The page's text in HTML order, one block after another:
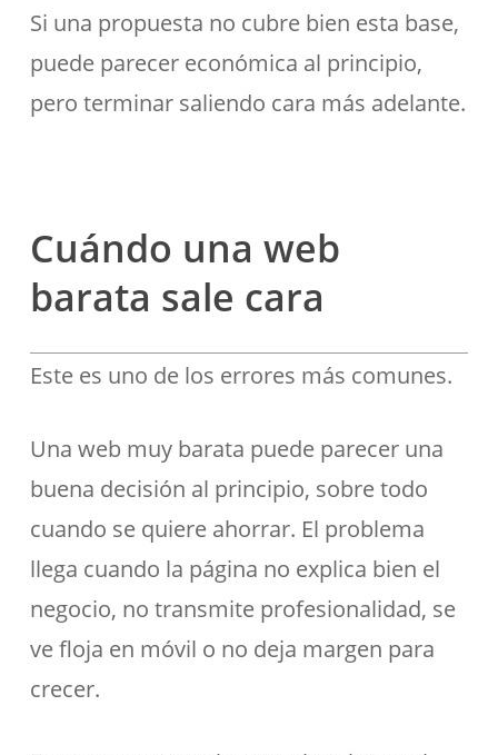
Si una propuesta no cubre bien esta base,
puede parecer económica al principio,
pero terminar saliendo cara más adelante.
Cuándo una web
barata sale cara
Este es uno de los errores más comunes.
Una web muy barata puede parecer una
buena decisión al principio, sobre todo
cuando se quiere ahorrar. El problema
llega cuando la página no explica bien el
negocio, no transmite profesionalidad, se
ve floja en móvil o no deja margen para
crecer.